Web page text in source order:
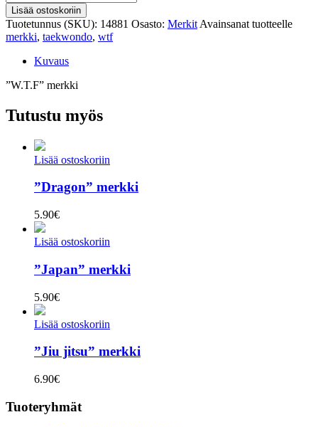
merkki
määrä
Lisää ostoskoriin
Tuotetunnus (SKU): 14881 Osasto: Merkit Avainsanat tuotteelle
merkki, taekwondo, wtf
Kuvaus
”W.T.F” merkki
Tutustu myös
Lisää ostoskoriin
”Dragon” merkki
5.90€
Lisää ostoskoriin
”Japan” merkki
5.90€
Lisää ostoskoriin
”Jiu jitsu” merkki
6.90€
Tuoteryhmät